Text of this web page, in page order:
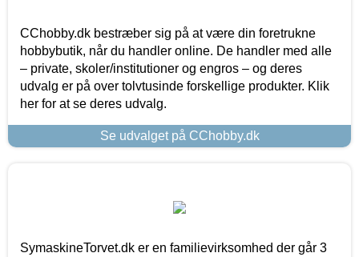
CChobby.dk bestræber sig på at være din foretrukne
hobbybutik, når du handler online. De handler med alle
– private, skoler/institutioner og engros – og deres
udvalg er på over tolvtusinde forskellige produkter. Klik
her for at se deres udvalg.
Se udvalget på CChobby.dk
SymaskineTorvet.dk er en familievirksomhed der går 3